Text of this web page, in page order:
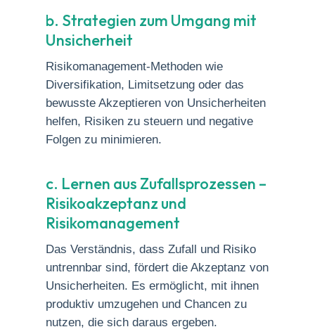
b. Strategien zum Umgang mit
Unsicherheit
Risikomanagement-Methoden wie
Diversifikation, Limitsetzung oder das
bewusste Akzeptieren von Unsicherheiten
helfen, Risiken zu steuern und negative
Folgen zu minimieren.
c. Lernen aus Zufallsprozessen –
Risikoakzeptanz und
Risikomanagement
Das Verständnis, dass Zufall und Risiko
untrennbar sind, fördert die Akzeptanz von
Unsicherheiten. Es ermöglicht, mit ihnen
produktiv umzugehen und Chancen zu
nutzen, die sich daraus ergeben.